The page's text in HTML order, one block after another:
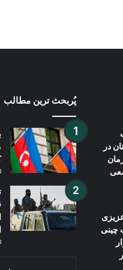
در
چینی
پُربحث ترین مطالب